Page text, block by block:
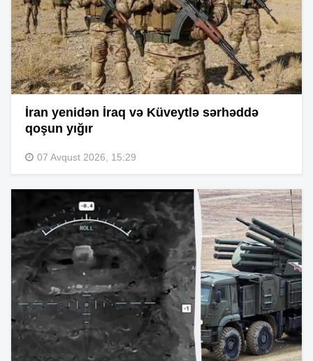
İran yenidən İraq və Küveytlə sərhəddə
qoşun yığır
07 Avqust 2026, 15:29